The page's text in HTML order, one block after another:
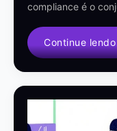
compliance é o
Continue lendo